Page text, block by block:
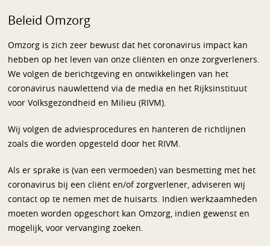
Beleid Omzorg
Omzorg is zich zeer bewust dat het coronavirus impact kan
hebben op het leven van onze cliënten en onze zorgverleners.
We volgen de berichtgeving en ontwikkelingen van het
coronavirus nauwlettend via de media en het Rijksinstituut
voor Volksgezondheid en Milieu (RIVM).
Wij volgen de adviesprocedures en hanteren de richtlijnen
zoals die worden opgesteld door het RIVM.
Als er sprake is (van een vermoeden) van besmetting met het
coronavirus bij een cliënt en/of zorgverlener, adviseren wij
contact op te nemen met de huisarts. Indien werkzaamheden
moeten worden opgeschort kan Omzorg, indien gewenst en
mogelijk, voor vervanging zoeken.